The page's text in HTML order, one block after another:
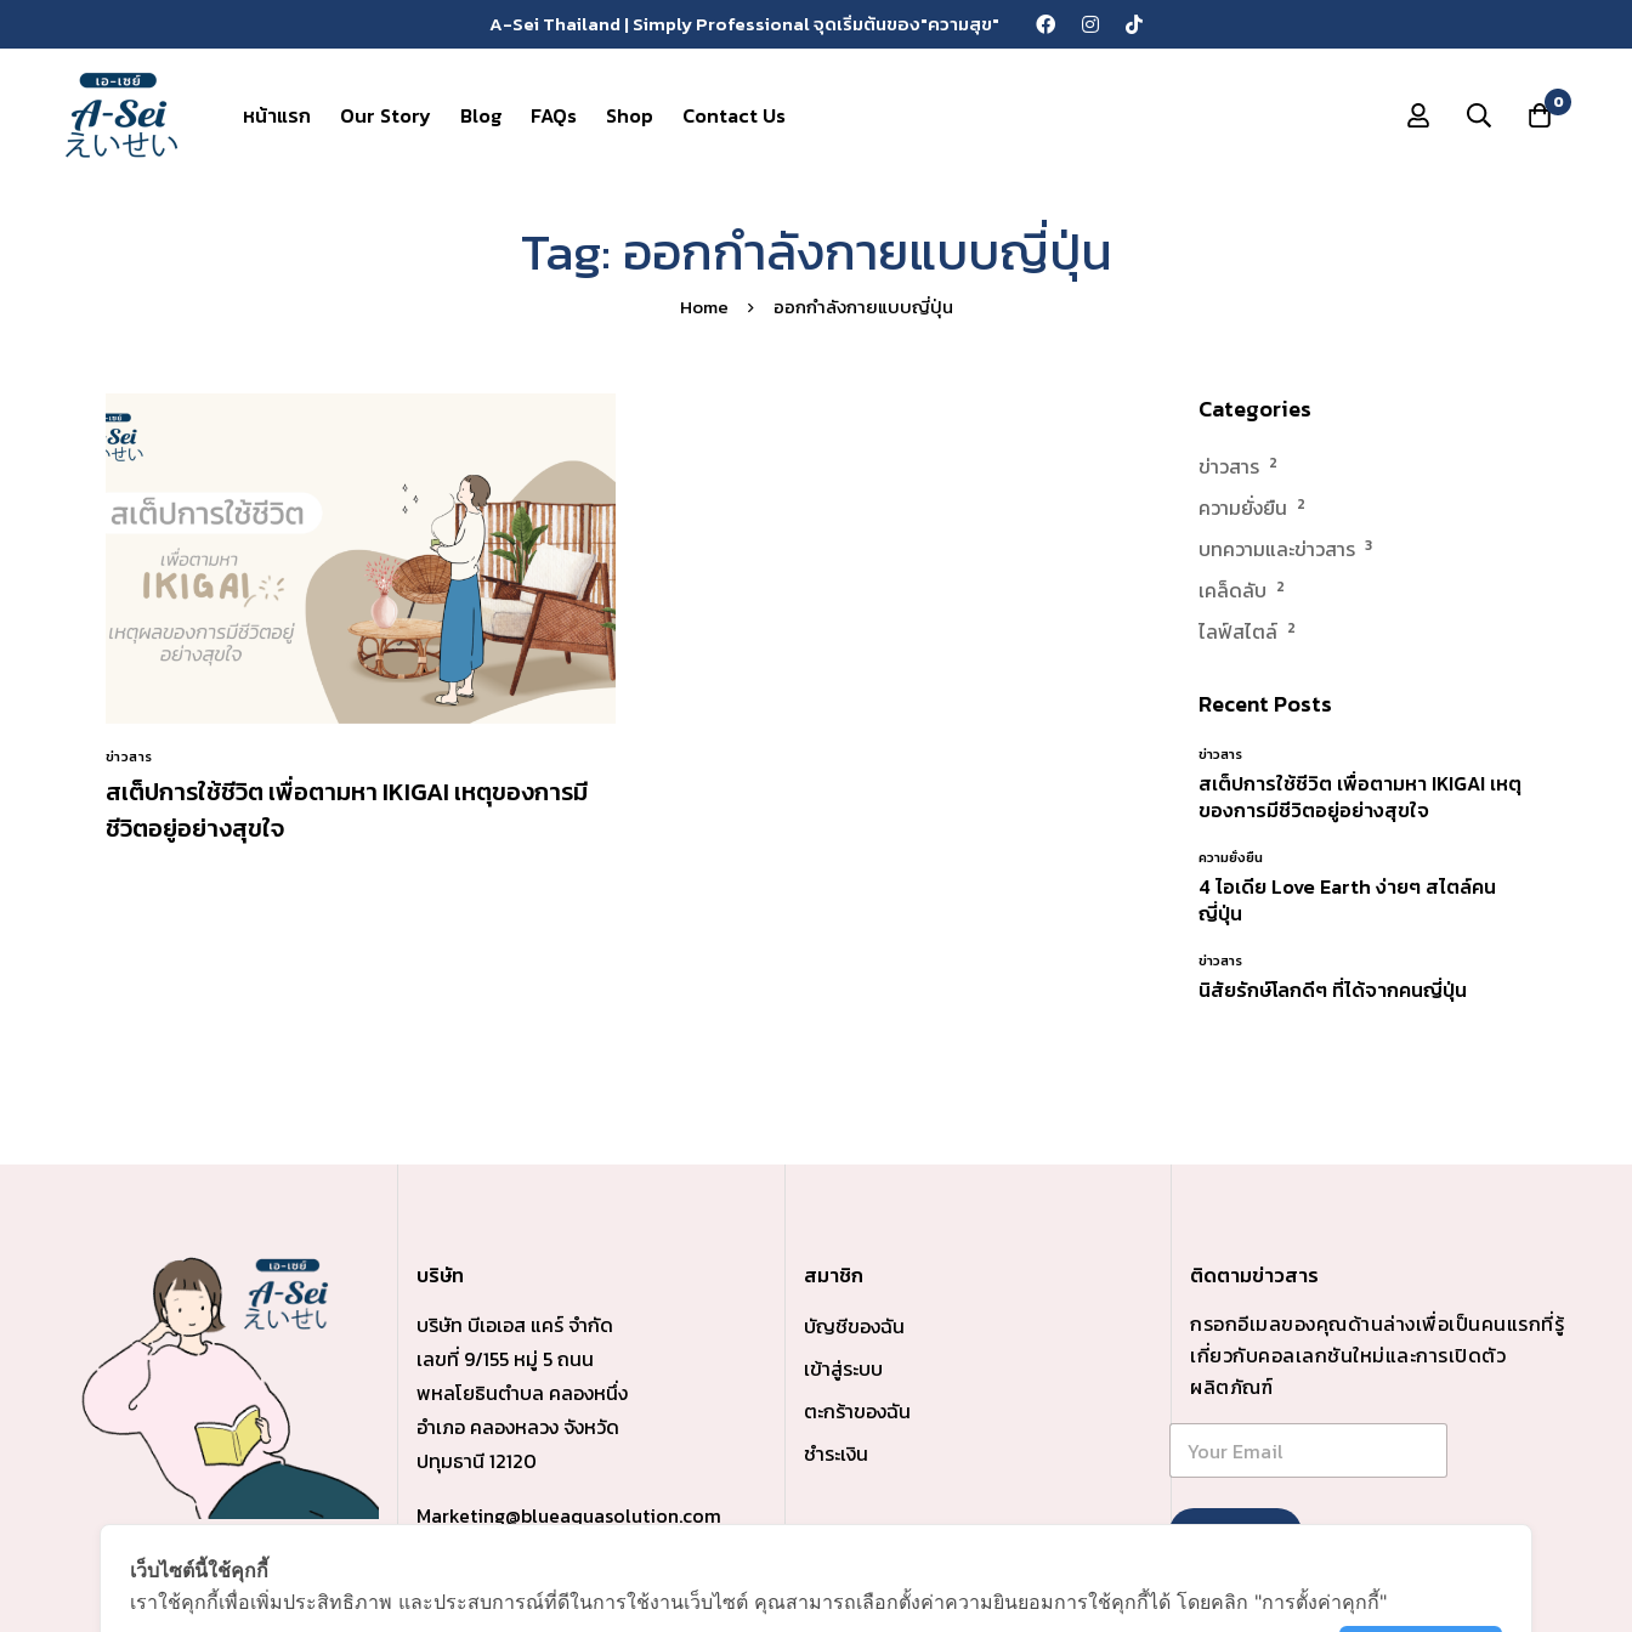
A-Sei Thailand | Simply Professional จุดเริ่มต้นของ"ความสุข"
หน้าแรก Our Story Blog FAQs Shop Contact Us 0
Tag: ออกกําลังกายแบบญี่ปุ่น
Home ออกกําลังกายแบบญี่ปุ่น
ข่าวสาร
สเต็ปการใช้ชีวิต เพื่อตามหา IKIGAI เหตุของการมี
ชีวิตอยู่อย่างสุขใจ
Categories
ข่าวสาร 2
ความยั่งยืน 2
บทความและข่าวสาร 3
เคล็ดลับ 2
ไลฟ์สไตล์ 2
Recent Posts
ข่าวสาร
สเต็ปการใช้ชีวิต เพื่อตามหา IKIGAI เหตุ
ของการมีชีวิตอยู่อย่างสุขใจ
ความยั่งยืน
4 ไอเดีย Love Earth ง่ายๆ สไตล์คน
ญี่ปุ่น
ข่าวสาร
นิสัยรักษ์โลกดีๆ ที่ได้จากคนญี่ปุ่น
บริษัท
บริษัท บีเอเอส แคร์ จำกัด
เลขที่ 9/155 หมู่ 5 ถนน
พหลโยธินตำบล คลองหนึ่ง
อำเภอ คลองหลวง จังหวัด
ปทุมธานี 12120
Marketing@blueaquasolution.com
สมาชิก
บัญชีของฉัน
เข้าสู่ระบบ
ตะกร้าของฉัน
ชำระเงิน
ติดตามข่าวสาร
กรอกอีเมลของคุณด้านล่างเพื่อเป็นคนแรกที่รู้
เกี่ยวกับคอลเลกชันใหม่และการเปิดตัว
ผลิตภัณฑ์
Subscribe
เว็บไซต์นี้ใช้คุกกี้
เราใช้คุกกี้เพื่อเพิ่มประสิทธิภาพ และประสบการณ์ที่ดีในการใช้งานเว็บไซต์ คุณสามารถเลือกตั้งค่าความยินยอมการใช้คุกกี้ได้ โดยคลิก "การตั้งค่าคุกกี้"